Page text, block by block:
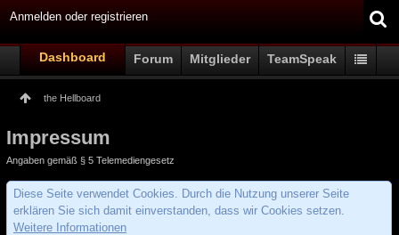
Anmelden oder registrieren
Dashboard Forum Mitglieder TeamSpeak
the Hellboard
Impressum
Angaben gemäß § 5 Telemediengesetz
Diese Seite verwendet Cookies. Durch die Nutzung unserer Seite
erklären Sie sich damit einverstanden, dass wir Cookies setzen.
Weitere Informationen